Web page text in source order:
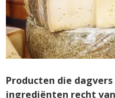
Producten die
ingrediënten recht